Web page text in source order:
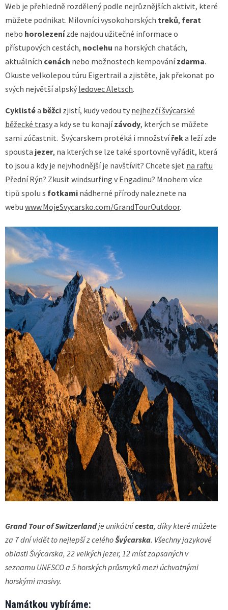
Web je přehledně rozdělený podle nejrůznějších aktivit, které
můžete podnikat. Milovníci vysokohorských treků, ferat
nebo horolezenízde najdou užitečné informace o
přístupových cestách, noclehu na horských chatách,
aktuálních cenách nebo možnostech kempovánízdarma.
Okuste velkolepou túru Eigertrail a zjistěte, jak překonat po
svých největší alpský ledovec Aletsch.
Cyklistéa běžci zjistí, kudy vedou ty nejhezčí švýcarské
běžecké trasya kdy se tu konajízávody, kterých se můžete
sami zúčastnit. Švýcarskem protéká i množstvířeka leží zde
spousta jezer, na kterých se lze také sportovně vyřádit, která
to jsou a kdy je nejvhodnější je navštívit? Chcete sjet na raftu
Přední Rýn? Zkusit windsurfing v Engadinu? Mnohem více
tipů spolu s fotkami nádherné přírody naleznete na
webu www.MojeSvycarsko.com/GrandTourOutdoor.
Grand Tour of Switzerlandje unikátnícesta, díky které můžete
za 7 dní vidět to nejlepší z celéhoŠvýcarska. Všechny jazykové
oblasti Švýcarska, 22 velkých jezer, 12 míst zapsaných v
seznamu UNESCO a 5 horských průsmyků mezi úchvatnými
horskými masivy.
Namátkou vybíráme: